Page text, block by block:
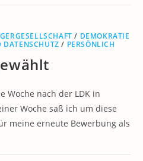
/ DEMOKRATIE
DATENSCHUTZ / PERSÖNLICH
Woche nach der LDK in
Woche saß ich um diese
meine erneute Bewerbung als